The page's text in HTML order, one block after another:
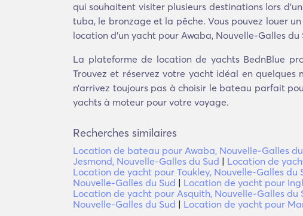
qui souhaitent visiter plusieurs destinations lors
tuba, le bronzage et la pêche. Vous pouvez louer
location d'un yacht pour Awaba, Nouvelle-Galles
La plateforme de location de yachts BednBlue
Trouvez et réservez votre yacht idéal en
n’arrivez toujours pas à choisir le bateau parfait
yachts à moteur pour votre voyage.
Recherches similaires
Location de bateau pour Awaba, Nouvelle-Galles
Jesmond, Nouvelle-Galles du Sud | Location de
Location de yacht pour Toukley, Nouvelle-Galles du
Nouvelle-Galles du Sud | Location de yacht pour
Location de yacht pour Asquith, Nouvelle-Galles du
Nouvelle-Galles du Sud | Location de yacht pour